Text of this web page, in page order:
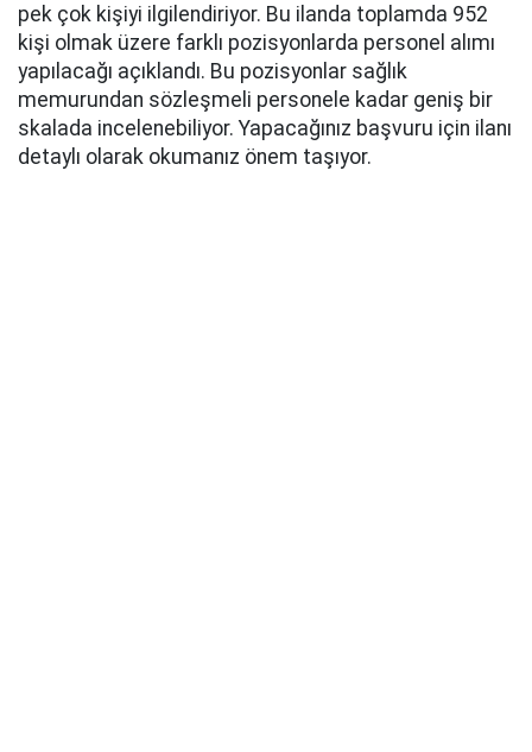
pek çok kişiyi ilgilendiriyor. Bu ilanda toplamda 952
kişi olmak üzere farklı pozisyonlarda personel alımı
yapılacağı açıklandı. Bu pozisyonlar sağlık
memurundan sözleşmeli personele kadar geniş bir
skalada incelenebiliyor. Yapacağınız başvuru için ilanı
detaylı olarak okumanız önem taşıyor.